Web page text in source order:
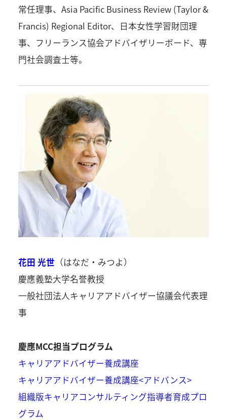
常任理事、Asia Pacific Business Review (Taylor &
Francis) Regional Editor、日本女性学習財団理
事、フリーランス協会アドバイザリーボード、専
門社会調査士等。
花田 光世 （はなだ・みつよ）
慶應義塾大学名誉教授
一般社団法人キャリアアドバイザー協議会代表理
事
慶應MCC担当プログラム
キャリアアドバイザー養成講座
キャリアアドバイザー養成講座<アドバンス>
組織版キャリアコンサルティング指導者育成プロ
グラム